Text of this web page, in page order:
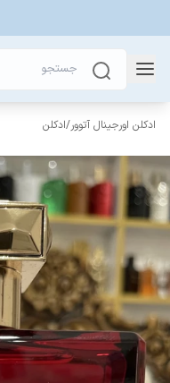
ادکلن اورجینال آتوور/ادکلن